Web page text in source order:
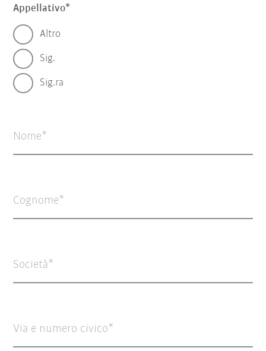
Appellativo
Altro
Sig.
Sig.ra
Nome
Cognome
Società
Via e numero civico